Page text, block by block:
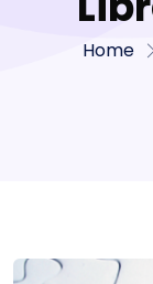
Home